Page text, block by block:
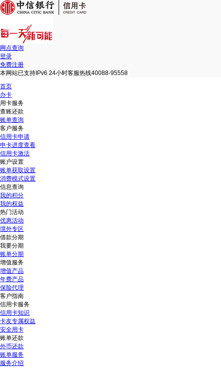
网点查询
登录
免费注册
本网站已支持IPv6 24小时客服热线40088-95558
首页
办卡
用卡服务
查账还款
账单查询
客户服务
信用卡申请
申卡进度查看
信用卡激活
账户设置
账单获取设置
消费模式设置
信息查询
我的积分
我的权益
热门活动
优惠活动
境外专区
借款分期
我要分期
账单分期
增值服务
增值产品
年费产品
保险代理
客户指南
信用卡服务
信用卡知识
卡友专属权益
安全用卡
账单还款
外币还款
账单服务
服务介绍